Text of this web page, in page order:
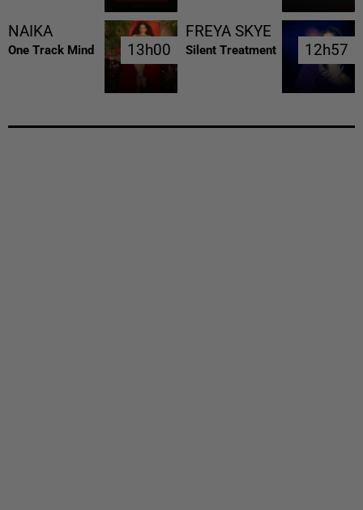
NAIKA
One Track Mind 13h00
13h00
FREYA SKYE
Silent Treatment 12h57
12h57